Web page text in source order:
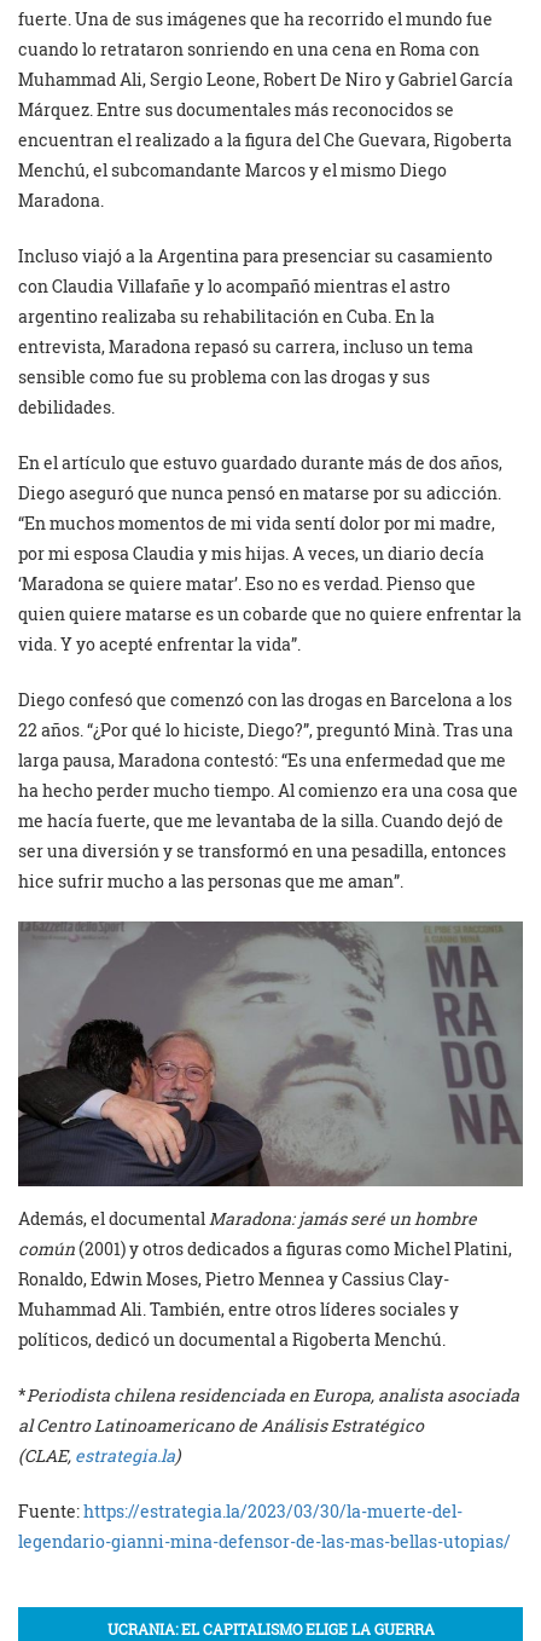
fuerte. Una de sus imágenes que ha recorrido el mundo fue
cuando lo retrataron sonriendo en una cena en Roma con
Muhammad Ali, Sergio Leone, Robert De Niro y Gabriel García
Márquez. Entre sus documentales más reconocidos se
encuentran el realizado a la figura del Che Guevara, Rigoberta
Menchú, el subcomandante Marcos y el mismo Diego
Maradona.
Incluso viajó a la Argentina para presenciar su casamiento
con Claudia Villafañe y lo acompañó mientras el astro
argentino realizaba su rehabilitación en Cuba. En la
entrevista, Maradona repasó su carrera, incluso un tema
sensible como fue su problema con las drogas y sus
debilidades.
En el artículo que estuvo guardado durante más de dos años,
Diego aseguró que nunca pensó en matarse por su adicción.
“En muchos momentos de mi vida sentí dolor por mi madre,
por mi esposa Claudia y mis hijas. A veces, un diario decía
‘Maradona se quiere matar’. Eso no es verdad. Pienso que
quien quiere matarse es un cobarde que no quiere enfrentar la
vida. Y yo acepté enfrentar la vida”.
Diego confesó que comenzó con las drogas en Barcelona a los
22 años. “¿Por qué lo hiciste, Diego?”, preguntó Minà. Tras una
larga pausa, Maradona contestó: “Es una enfermedad que me
ha hecho perder mucho tiempo. Al comienzo era una cosa que
me hacía fuerte, que me levantaba de la silla. Cuando dejó de
ser una diversión y se transformó en una pesadilla, entonces
hice sufrir mucho a las personas que me aman”.
Además, el documentalMaradona: jamás seré un hombre
común(2001) y otros dedicados a figuras como Michel Platini,
Ronaldo, Edwin Moses, Pietro Mennea y Cassius Clay-
Muhammad Ali. También, entre otros líderes sociales y
políticos, dedicó un documental a Rigoberta Menchú.
*Periodista chilena residenciada en Europa, analista asociada
al Centro Latinoamericano de Análisis Estratégico
(CLAE, estrategia.la)
Fuente:https://estrategia.la/2023/03/30/la-muerte-del-
legendario-gianni-mina-defensor-de-las-mas-bellas-utopias/
UCRANIA: EL CAPITALISMO ELIGE LA GUERRA